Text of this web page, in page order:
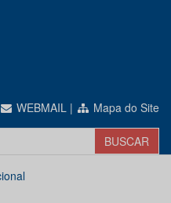
WEBMAIL | Mapa do Site